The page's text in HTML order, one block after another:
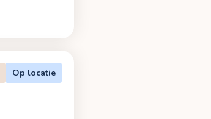
Op locatie